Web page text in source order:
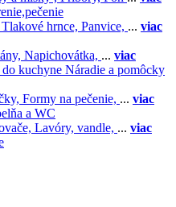
Tlakové hrnce, Panvice, ... viac
Napichovátka, ... viac
Náradie a pomôcky
Formy na pečenie, ... viac
a WC
Lavóry, vandle, ... viac